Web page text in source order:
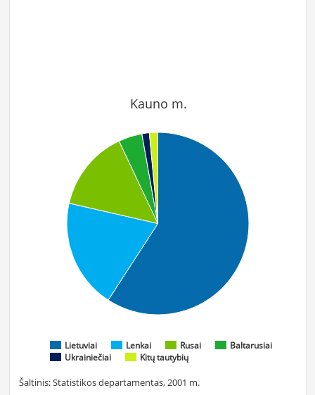
Kauno m.
Lietuviai Lenkai Rusai
Baltarusiai
Ukrainiečiai
Kitų tautybių
Šaltinis: Statistikos departamentas, 2001 m.